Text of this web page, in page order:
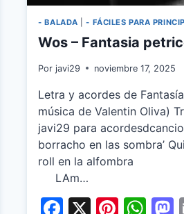
- BALADA |- FÁCILES PARA
Wos – Fantasia
Por javi29 noviembre 17, 2025
Letra y acordes de
música de Valentin Oliva)
javi29 para
borracho en las sombra’
roll en la
LAm…
Facebook
X